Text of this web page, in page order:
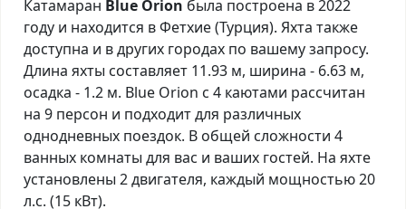
Катамаран Blue Orion была построена в 2022
году и находится в Фетхие (Турция). Яхта также
доступна и в других городах по вашему запросу.
Длина яхты составляет 11.93 м, ширина - 6.63 м,
осадка - 1.2 м. Blue Orion с 4 каютами рассчитан
на 9 персон и подходит для различных
однодневных поездок. В общей сложности 4
ванных комнаты для вас и ваших гостей. На яхте
установлены 2 двигателя, каждый мощностью 20
л.с. (15 кВт).